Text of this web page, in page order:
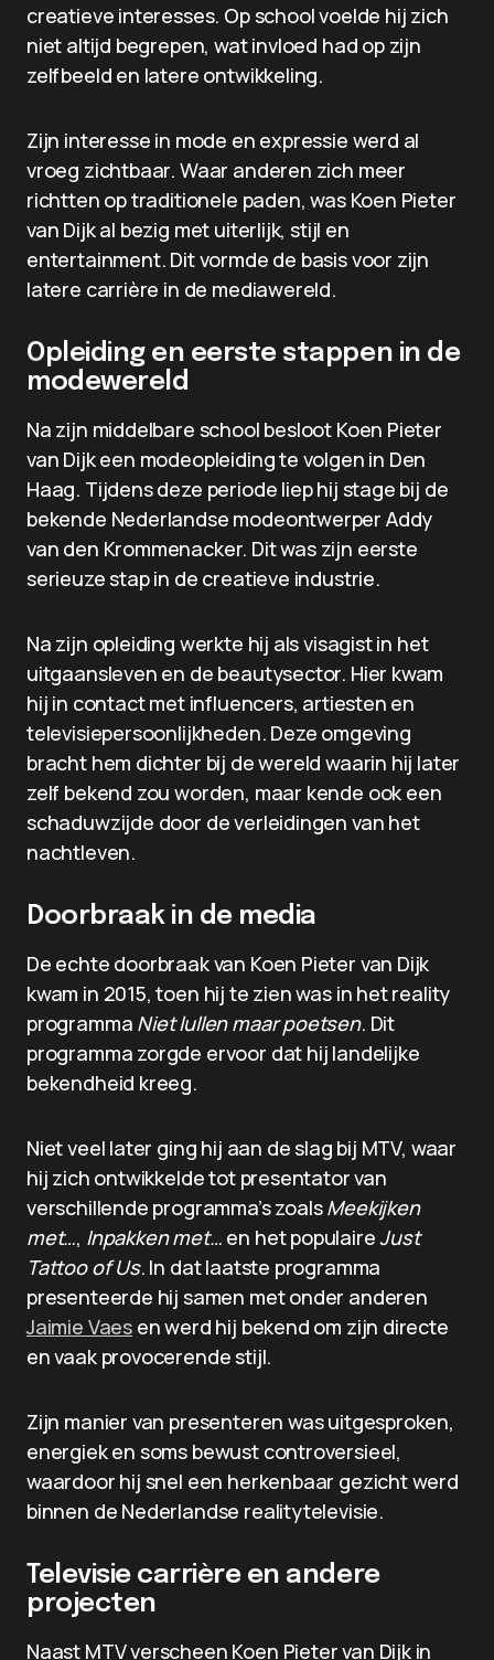
creatieve interesses. Op school voelde hij zich
niet altijd begrepen, wat invloed had op zijn
zelfbeeld en latere ontwikkeling.
Zijn interesse in mode en expressie werd al
vroeg zichtbaar. Waar anderen zich meer
richtten op traditionele paden, was Koen Pieter
van Dijk al bezig met uiterlijk, stijl en
entertainment. Dit vormde de basis voor zijn
latere carrière in de mediawereld.
Opleiding en eerste stappen in de
modewereld
Na zijn middelbare school besloot Koen Pieter
van Dijk een modeopleiding te volgen in Den
Haag. Tijdens deze periode liep hij stage bij de
bekende Nederlandse modeontwerper Addy
van den Krommenacker. Dit was zijn eerste
serieuze stap in de creatieve industrie.
Na zijn opleiding werkte hij als visagist in het
uitgaansleven en de beautysector. Hier kwam
hij in contact met influencers, artiesten en
televisiepersoonlijkheden. Deze omgeving
bracht hem dichter bij de wereld waarin hij later
zelf bekend zou worden, maar kende ook een
schaduwzijde door de verleidingen van het
nachtleven.
Doorbraak in de media
De echte doorbraak van Koen Pieter van Dijk
kwam in 2015, toen hij te zien was in het reality
programma Niet lullen maar poetsen. Dit
programma zorgde ervoor dat hij landelijke
bekendheid kreeg.
Niet veel later ging hij aan de slag bij MTV, waar
hij zich ontwikkelde tot presentator van
verschillende programma’s zoalsMeekijken
met…, Inpakken met… en het populaireJust
Tattoo of Us. In dat laatste programma
presenteerde hij samen met onder anderen
Jaimie Vaes en werd hij bekend om zijn directe
en vaak provocerende stijl.
Zijn manier van presenteren was uitgesproken,
energiek en soms bewust controversieel,
waardoor hij snel een herkenbaar gezicht werd
binnen de Nederlandse realitytelevisie.
Televisie carrière en andere
projecten
Naast MTV verscheen Koen Pieter van Dijk in